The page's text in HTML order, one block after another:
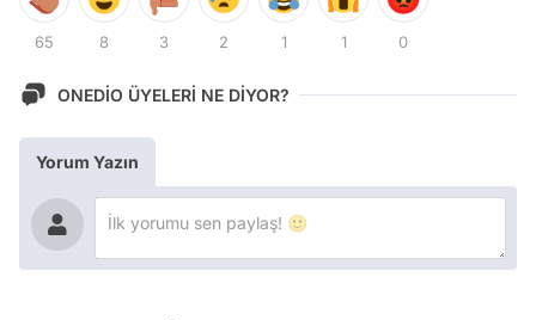
65 8 3 2 1 1 0
ONEDİO ÜYELERİ NE DİYOR?
Yorum Yazın